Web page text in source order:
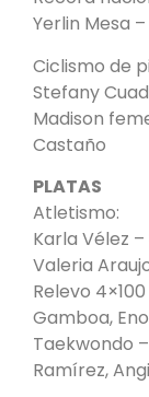
Yerlin Mesa
Ciclismo de
Stefany
Madison
Castaño
PLATAS
Atletismo:
Karla Vélez
Valeria
Relevo
Gamboa,
Taekwondo
Ramírez,